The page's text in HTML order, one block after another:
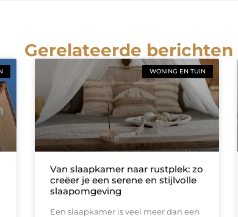
Gerelateerde berichten
WONING EN TUIN
Van slaapkamer naar rustplek: zo
creëer je een serene en stijlvolle
slaapomgeving
Een slaapkamer is veel meer dan een